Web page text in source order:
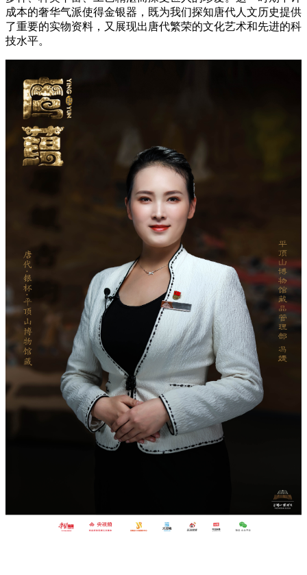
成本的奢华气派使得金银器，既为我们探知唐代人文历史提供
了重要的实物资料，又展现出唐代繁荣的文化艺术和先进的科
技水平。